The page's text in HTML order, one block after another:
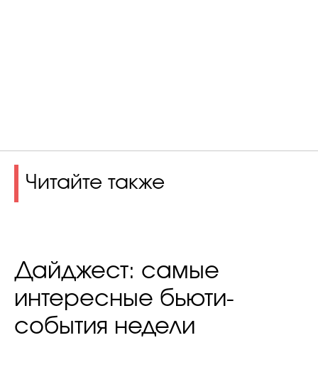
Читайте также
Дайджест: самые
интересные бьюти-
события недели